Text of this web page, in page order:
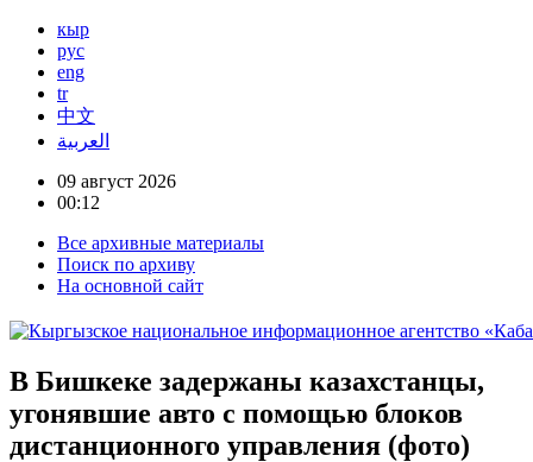
кыр
рус
eng
tr
中文
العربية
09 август 2026
00:12
Все архивные материалы
Поиск по архиву
На основной сайт
В Бишкеке задержаны казахстанцы,
угонявшие авто с помощью блоков
дистанционного управления (фото)